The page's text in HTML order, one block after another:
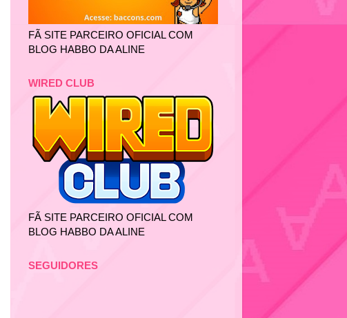
FÃ SITE PARCEIRO OFICIAL COM
BLOG HABBO DA ALINE
WIRED CLUB
FÃ SITE PARCEIRO OFICIAL COM
BLOG HABBO DA ALINE
SEGUIDORES